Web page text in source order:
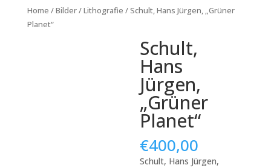
Home /Bilder/Lithografie / Schult, Hans Jürgen, „Grüner
Planet“
Schult,
Hans
Jürgen,
„Grüner
Planet“
€400,00
Schult, Hans Jürgen,